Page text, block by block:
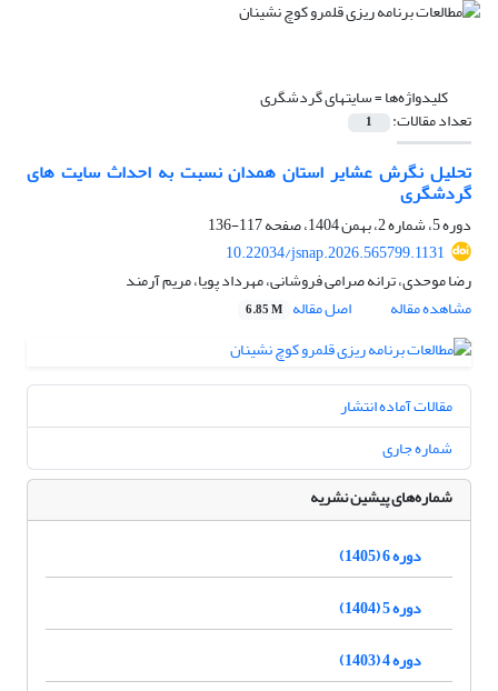
کلیدواژه‌ها =سایتهای گردشگری
تعداد مقالات: 1
تحلیل نگرش عشایر استان همدان نسبت به احداث سایت های
گردشگری
دوره 5، شماره 2، بهمن 1404، صفحه
117-136
10.22034/jsnap.2026.565799.1131
رضا موحدی، ترانه صرامی فروشانی، مهرداد پویا، مریم آرمند
مشاهده مقاله
اصل مقاله 6.85 M
مقالات آماده انتشار
شماره جاری
شماره‌های پیشین نشریه
دوره 6 (1405)
دوره 5 (1404)
دوره 4 (1403)